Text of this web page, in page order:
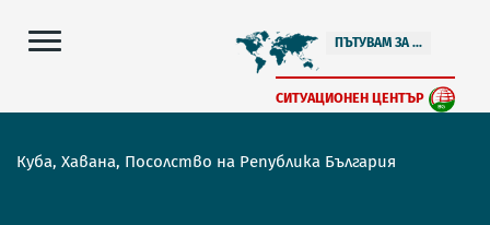
ПЪТУВАМ ЗА ...
СИТУАЦИОНЕН ЦЕНТЪР
Куба, Хавана, Посолство на Република България